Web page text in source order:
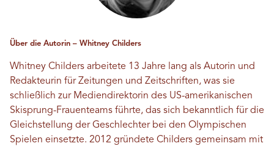
Über die Autorin – Whitney Childers
Whitney Childers arbeitete 13 Jahre lang als Autorin und
Redakteurin für Zeitungen und Zeitschriften, was sie
schließlich zur Mediendirektorin des US-amerikanischen
Skisprung-Frauenteams führte, das sich bekanntlich für die
Gleichstellung der Geschlechter bei den Olympischen
Spielen einsetzte. 2012 gründete Childers gemeinsam mit